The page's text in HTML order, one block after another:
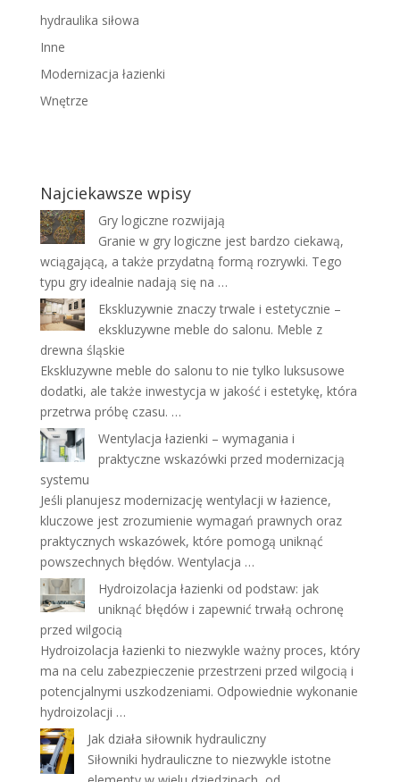
hydraulika siłowa
Inne
Modernizacja łazienki
Wnętrze
Najciekawsze wpisy
Gry logiczne rozwijają
Granie w gry logiczne jest bardzo ciekawą,
wciągającą, a także przydatną formą rozrywki. Tego
typu gry idealnie nadają się na …
Ekskluzywnie znaczy trwale i estetycznie –
ekskluzywne meble do salonu. Meble z
drewna śląskie
Ekskluzywne meble do salonu to nie tylko luksusowe
dodatki, ale także inwestycja w jakość i estetykę, która
przetrwa próbę czasu. …
Wentylacja łazienki – wymagania i
praktyczne wskazówki przed modernizacją
systemu
Jeśli planujesz modernizację wentylacji w łazience,
kluczowe jest zrozumienie wymagań prawnych oraz
praktycznych wskazówek, które pomogą uniknąć
powszechnych błędów. Wentylacja …
Hydroizolacja łazienki od podstaw: jak
uniknąć błędów i zapewnić trwałą ochronę
przed wilgocią
Hydroizolacja łazienki to niezwykle ważny proces, który
ma na celu zabezpieczenie przestrzeni przed wilgocią i
potencjalnymi uszkodzeniami. Odpowiednie wykonanie
hydroizolacji …
Jak działa siłownik hydrauliczny
Siłowniki hydrauliczne to niezwykle istotne